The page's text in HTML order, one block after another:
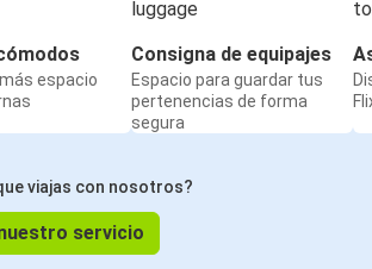
espacio
Consigna de equipajes
Espacio para guardar tus
pertenencias de forma
segura
viajas con nosotros?
servicio